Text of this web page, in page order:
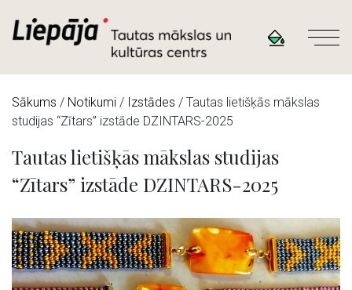
Sākums / Notikumi / Izstādes / Tautas lietišķās mākslas
studijas “Zītars” izstāde DZINTARS-2025
Tautas lietišķās mākslas studijas
“Zītars” izstāde DZINTARS-2025